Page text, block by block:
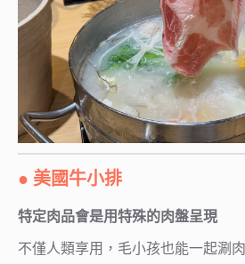
● 美國牛小排
特定肉品會是用特殊的肉盤呈現
不僅人類享用，毛小孩也能一起涮肉